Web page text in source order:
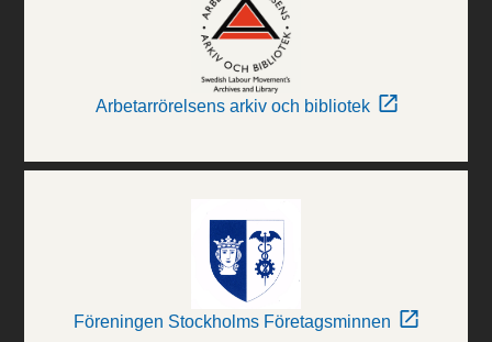
Arbetarrörelsens arkiv och bibliotek
Föreningen Stockholms Företagsminnen